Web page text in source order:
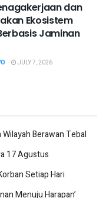
dan
Ekosistem
Jaminan
JULY 7, 2026
Berawan Tebal
17 Agustus
Setiap Hari
Menuju Harapan’